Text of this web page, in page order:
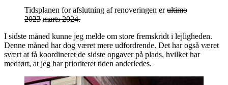
Tidsplanen for afslutning af renoveringen erultimo
2023 marts 2024.
I sidste måned kunne jeg melde om store fremskridt i lejligheden.
Denne måned har dog været mere udfordrende. Det har også været
svært at få koordineret de sidste opgaver på plads, hvilket har
medført, at jeg har prioriteret tiden anderledes.